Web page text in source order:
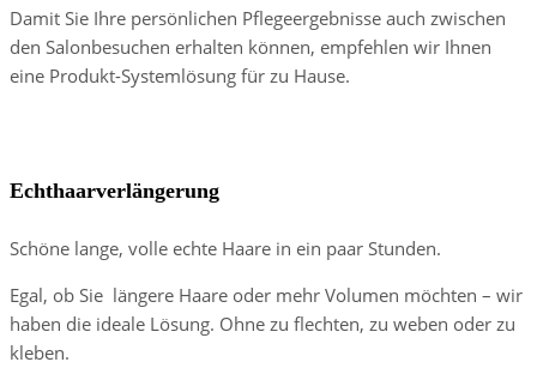
Damit Sie Ihre persönlichen Pflegeergebnisse auch zwischen
den Salonbesuchen erhalten können, empfehlen wir Ihnen
eine Produkt-Systemlösung für zu Hause.
Echthaarverlängerung
Schöne lange, volle echte Haare in ein paar Stunden.
Egal, ob Sie längere Haare oder mehr Volumen möchten – wir
haben die ideale Lösung. Ohne zu flechten, zu weben oder zu
kleben.